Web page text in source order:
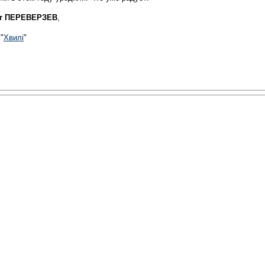
ПЕРЕВЕРЗЕВ,
Хвилі"